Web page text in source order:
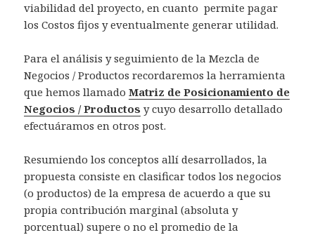
viabilidad del proyecto, en cuanto permite pagar
los Costos fijos y eventualmente generar utilidad.
Para el análisis y seguimiento de la Mezcla de
Negocios / Productos recordaremos la herramienta
que hemos llamadoMatriz de Posicionamiento de
Negocios / Productos y cuyo desarrollo detallado
efectuáramos en otros post.
Resumiendo los conceptos allí desarrollados, la
propuesta consiste en clasificar todos los negocios
(o productos) de la empresa de acuerdo a que su
propia contribución marginal (absoluta y
porcentual) supere o no el promedio de la